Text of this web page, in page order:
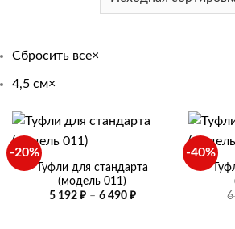
Сбросить все×
4,5 см×
-20%
Туфли для стандарта
(модель 011)
5 192 ₽ – 6 490 ₽Диапазон
-40%